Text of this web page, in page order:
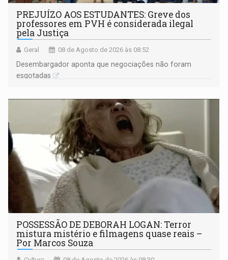
PREJUÍZO AOS ESTUDANTES: Greve dos
professores em PVH é considerada ilegal
pela Justiça
Geral 08 de Agosto de 2026 às 08:52
Desembargador aponta que negociações não foram
esgotadas
POSSESSÃO DE DEBORAH LOGAN: Terror
mistura mistério e filmagens quase reais –
Por Marcos Souza